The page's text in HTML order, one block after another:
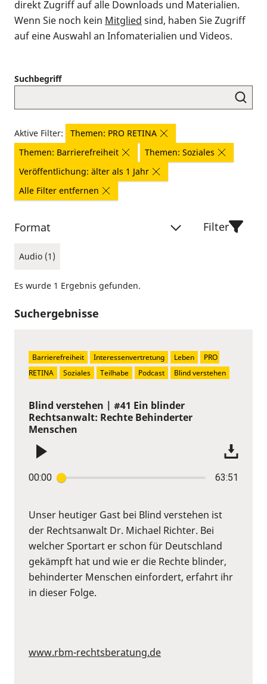
direkt Zugriff auf alle Downloads und Materialien.
Wenn Sie noch kein Mitglied sind, haben Sie Zugriff
auf eine Auswahl an Infomaterialien und Videos.
Suchbegriff
Aktive Filter:
Themen: PRO RETINA
Themen: Barrierefreiheit
Themen: Soziales
Veröffentlichung: älter als 1 Jahr
Alle Filter entfernen
Format
Audio (1)
Filter
Es wurde 1 Ergebnis gefunden.
Suchergebnisse
Blind verstehen | #41 Ein blinder
Rechtsanwalt: Rechte Behinderter
Menschen
00:00 63:51
Unser heutiger Gast bei Blind verstehen ist
der Rechtsanwalt Dr. Michael Richter. Bei
welcher Sportart er schon für Deutschland
gekämpft hat und wie er die Rechte blinder,
behinderter Menschen einfordert, erfahrt ihr
in dieser Folge.
www.rbm-rechtsberatung.de
Barrierefreiheit Interessenvertretung Leben
PRO
RETINA
Soziales Teilhabe Podcast Blind verstehen